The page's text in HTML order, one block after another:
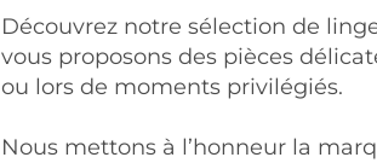
Découvrez notre sélection de
vous proposons des pièces
ou lors de moments privilégiés.
Nous mettons à l’honneur la